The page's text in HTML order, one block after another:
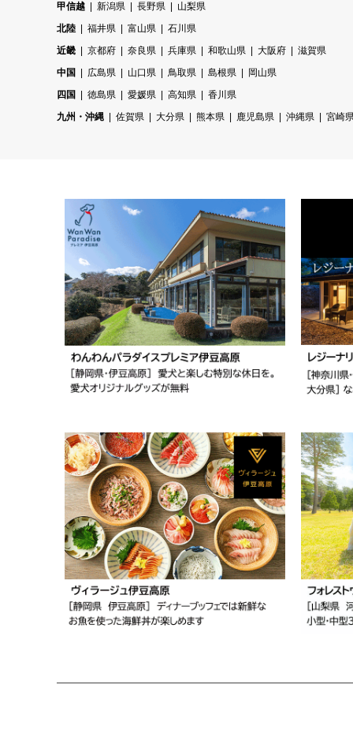
甲信越
新潟県 長野県
山梨県
北陸
福井県 富山県
石川県
近畿
京都府 奈良県 兵庫県 和歌山県 大阪府
滋賀県
中国
広島県 山口県 鳥取県 島根県
岡山県
四国
徳島県 愛媛県 高知県
香川県
九州・沖縄
佐賀県 大分県 熊本県 鹿児島県 沖縄県 宮崎